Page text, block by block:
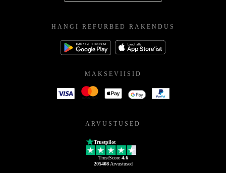
HANGI REFURBED RAKENDUS
MAKSEVIISID
ARVUSTUSED
Trustpilot
TrustScore 4.6
205408Arvustused